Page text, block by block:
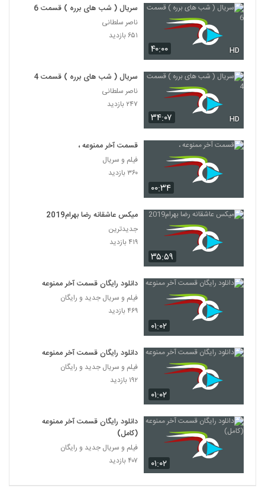
۴۰:۰۰ HD
سریال ( شب های برره ) قسمت 6
ناصر سلطانی
۶۵۱ بازدید
۳۴:۰۷ HD
سریال ( شب های برره ) قسمت 4
ناصر سلطانی
۲۴۷ بازدید
۰۰:۳۴
قسمت آخر ممنوعه ،
فیلم و سریال
۳۶۰ بازدید
۳۵:۵۹
میکس عاشقانه رضا بهرام2019
جدیدترین
۴۱۹ بازدید
۰۱:۰۲
دانلود رایگان قسمت آخر ممنوعه
فیلم و سریال جدید و رایگان
۴۶۹ بازدید
۰۱:۰۲
دانلود رایگان قسمت آخر ممنوعه
فیلم و سریال جدید و رایگان
۱۹۲ بازدید
۰۱:۰۲
دانلود رایگان قسمت آخر ممنوعه
(کامل)
فیلم و سریال جدید و رایگان
۴۰۷ بازدید